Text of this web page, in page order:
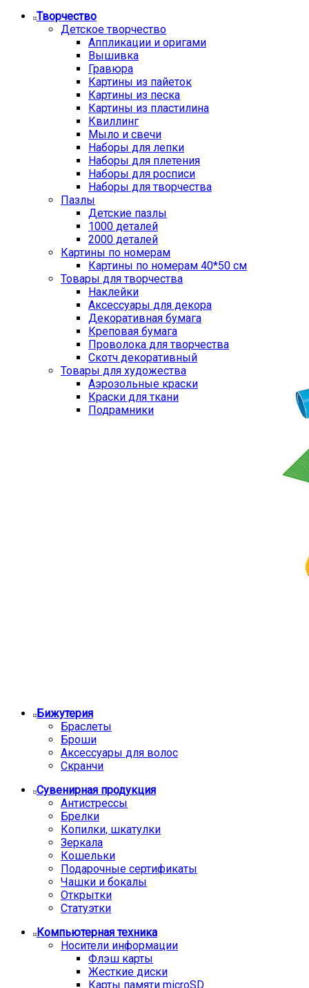
Творчество
Детское творчество
Аппликации и оригами
Вышивка
Гравюра
Картины из пайеток
Картины из песка
Картины из пластилина
Квиллинг
Мыло и свечи
Наборы для лепки
Наборы для плетения
Наборы для росписи
Наборы для творчества
Пазлы
Детские пазлы
1000 деталей
2000 деталей
Картины по номерам
Картины по номерам 40*50 см
Товары для творчества
Наклейки
Аксессуары для декора
Декоративная бумага
Креповая бумага
Проволока для творчества
Скотч декоративный
Товары для художества
Аэрозольные краски
Краски для ткани
Подрамники
Бижутерия
Браслеты
Броши
Аксессуары для волос
Скранчи
Сувенирная продукция
Антистрессы
Брелки
Копилки, шкатулки
Зеркала
Кошельки
Подарочные сертификаты
Чашки и бокалы
Открытки
Статуэтки
Компьютерная техника
Носители информации
Флэш карты
Жесткие диски
Карты памяти microSD